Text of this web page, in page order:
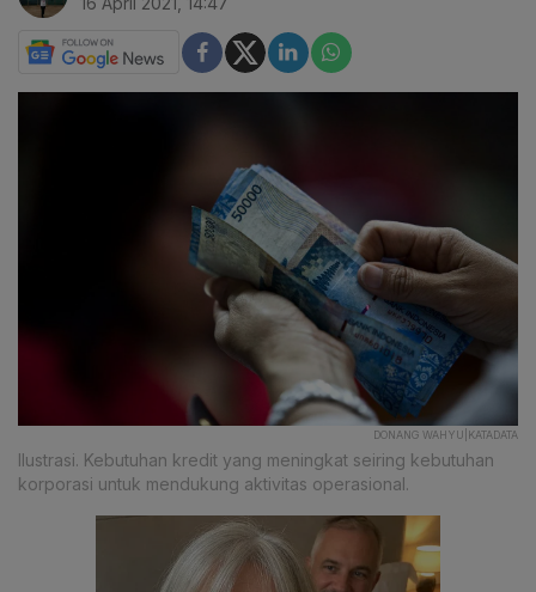
DONANG WAHYU|KATADATA
Ilustrasi. Kebutuhan kredit yang meningkat seiring kebutuhan
korporasi untuk mendukung aktivitas operasional.